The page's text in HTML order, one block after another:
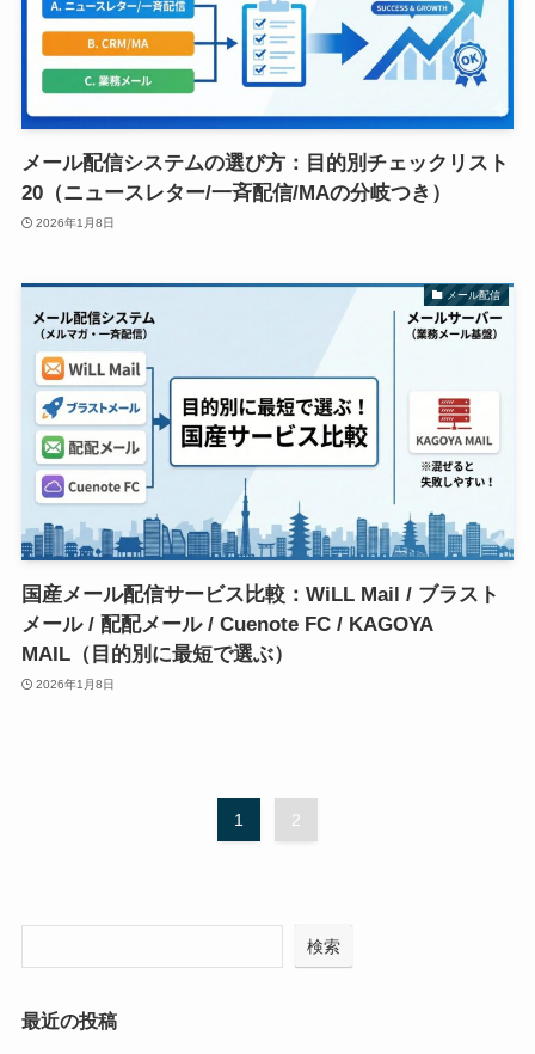
メール配信システムの選び方：目的別チェックリスト
20（ニュースレター/一斉配信/MAの分岐つき）
2026年1月8日
メール配信
国産メール配信サービス比較：WiLL Mail / ブラスト
メール / 配配メール / Cuenote FC / KAGOYA
MAIL（目的別に最短で選ぶ）
2026年1月8日
1 2
検索
最近の投稿